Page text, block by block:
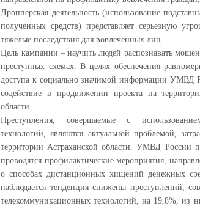
Дропперская деятельность (использование
полученных средств) представляет серьезную
тяжелые последствия для вовлеченных лиц.
Цель кампании – научить людей распознавать
преступных схемах. В целях обеспечения
доступа к социально значимой информации УМВД
содействие в продвижении проекта на
области.
Преступления, совершаемые с
технологий, являются актуальной проблемой,
территории Астраханской области. УМВД России
проводятся профилактические мероприятия,
о способах дистанционных хищений денежных
наблюдается тенденция снижены преступлений,
телекоммуникационных технологий, на 19,8%, из